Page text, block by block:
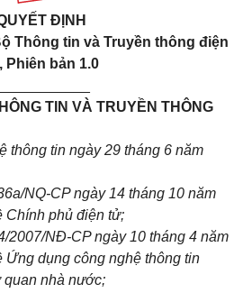
ĐỊNH
Thông tin và Truyền thông điện
, P hiên bản 1.0
TIN VÀ TRUYỀN THÔNG
thông tin ngày 29 tháng 6 năm
NQ-CP ngày 14 tháng 10 năm
Chính phủ điện tử;
2007/NĐ-CP ngày 10 tháng 4 năm
Ứng dụng công nghệ thông tin
quan nhà nước;